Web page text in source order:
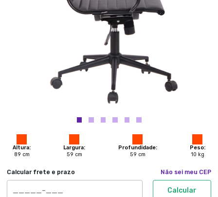
Altura:
89 cm
Largura:
59 cm
Profundidade:
59 cm
Peso:
10 kg
Calcular frete e prazo Não sei meu CEP
Calcular